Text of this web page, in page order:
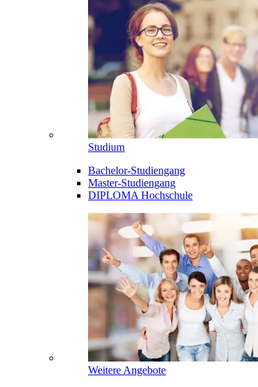
Studium
Bachelor-Studiengang
Master-Studiengang
DIPLOMA Hochschule
Weitere Angebote